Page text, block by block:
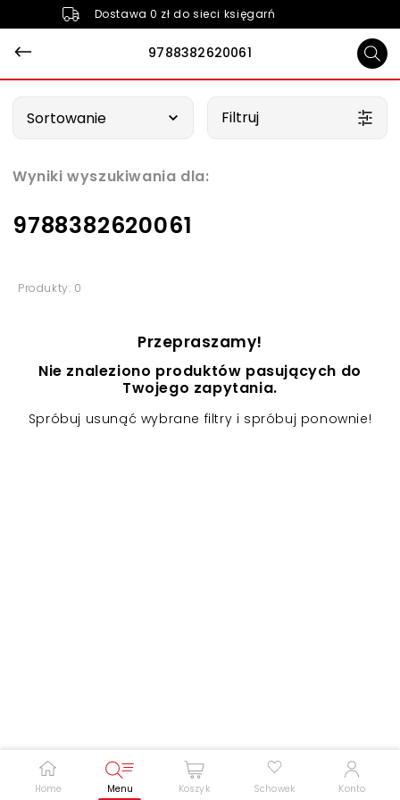
Dostawa 0 zł do sieci księgarń
9788382620061
Home Menu Koszyk Schowek Konto
Wyniki wyszukiwania dla:
9788382620061
Sortowanie Filtruj
Produkty: 0
Przepraszamy!
Nie znaleziono produktów pasujących do
Twojego zapytania.
Spróbuj usunąć wybrane filtry i spróbuj ponownie!
Podkreślenie linków